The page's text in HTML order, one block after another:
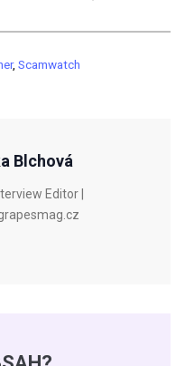
, Scamwatch
Blchová
Editor |